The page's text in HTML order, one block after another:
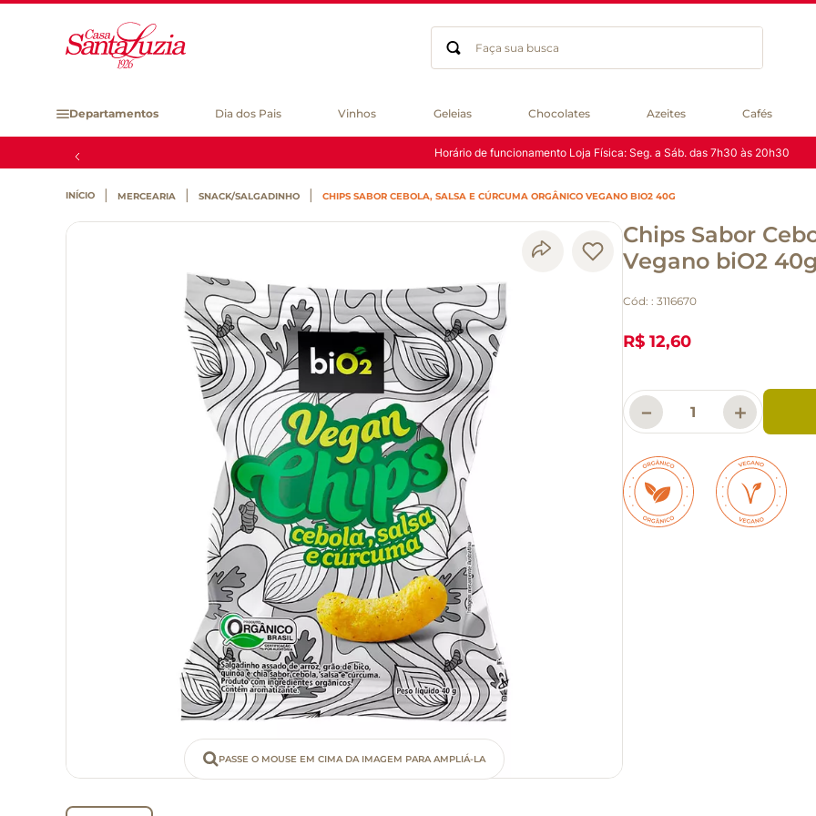
Faça sua busca
Departamentos Dia dos Pais Vinhos Geleias Chocolates Azeites Cafés
Horário de funcionamento Loja Física: Seg. a Sáb. das 7h30 às 20h30
MERCEARIA SNACK/SALGADINHO CHIPS SABOR CEBOLA, SALSA E CÚRCUMA ORGÂNICO VEGANO BIO2 40G
PASSE O MOUSE EM CIMA DA IMAGEM PARA AMPLIÁ-LA
Chips Sabor
Vegano biO2 40g
Cód: : 3116670
R$ 12,60
＋
－
gluten
chá
cerveja
macarrão
queijo